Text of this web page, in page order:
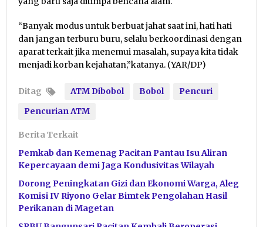
“Banyak modus untuk berbuat jahat saat ini, hati hati
dan jangan terburu buru, selalu berkoordinasi dengan
aparat terkait jika menemui masalah, supaya kita tidak
menjadi korban kejahatan,”katanya. (YAR/DP)
Ditag ATM Dibobol Bobol
Pencuri
Pencurian ATM
Berita Terkait
Pemkab dan Kemenag Pacitan Pantau Isu Aliran
Kepercayaan demi Jaga Kondusivitas Wilayah
Dorong Peningkatan Gizi dan Ekonomi Warga, Aleg
Komisi IV Riyono Gelar Bimtek Pengolahan Hasil
Perikanan di Magetan